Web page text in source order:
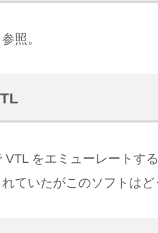
照。
VTL をエミューレートす
ていたがこのソフトはど